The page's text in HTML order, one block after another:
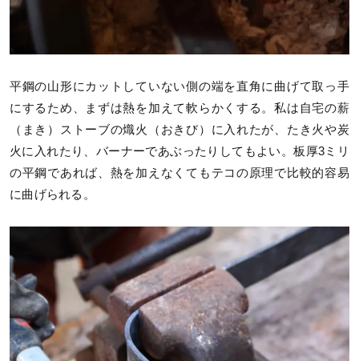
平鋼の山形にカットしていない側の端を直角に曲げて取っ手
にするため、まずは熱を加えて軟らかくする。私は自宅の薪
（まき）ストーブの熾火（おきび）に入れたが、たき火や炭
火に入れたり、バーナーであぶったりしてもよい。板厚3ミリ
の平鋼であれば、熱を加えなくてもテコの原理で比較的容易
に曲げられる。